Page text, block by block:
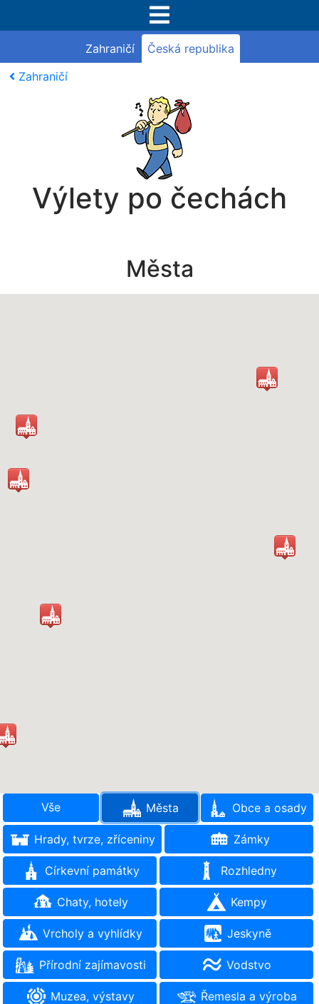
Zahraničí
Česká republika
Zahraničí
Výlety po čechách
Města
Vše Města Obce a osady
Hrady, tvrze, zříceniny Zámky
Církevní památky Rozhledny
Chaty, hotely Kempy
Vrcholy a vyhlídky Jeskyně
Přírodní zajímavosti Vodstvo
Muzea, výstavy Řemesla a výroba